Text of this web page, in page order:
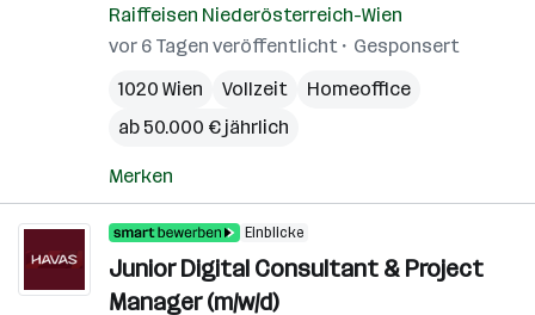
Raiffeisen Niederösterreich-Wien
vor 6 Tagen veröffentlicht
Gesponsert
1020 Wien
Vollzeit
Homeoffice
ab 50.000 € jährlich
Merken
Einblicke
Junior Digital Consultant & Project
Manager (m/w/d)